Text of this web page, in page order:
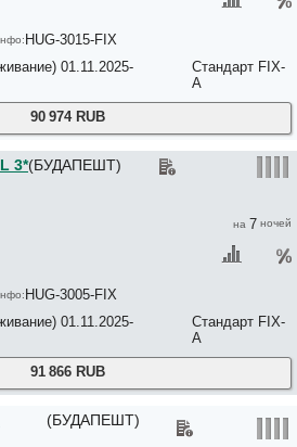
3*
Rooms 3*
& Conference Center 3*
Apartment 4*
Apartment 4*
Budapest 3*
01.11.2025-
Стандарт FIX-
A
90 974 RUB
HUG-3015-FIX
01.11.2025-
Стандарт FIX-
A
7
3*(БУДАПЕШТ)
91 866 RUB
HUG-3005-FIX
(БУДАПЕШТ)